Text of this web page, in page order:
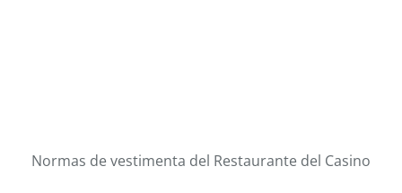
Normas de vestimenta del Restaurante del Casino